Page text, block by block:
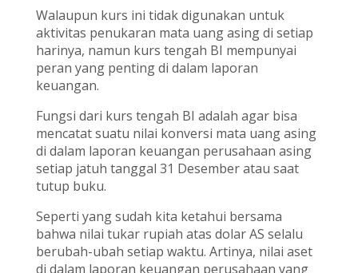
Walaupun kurs ini tidak digunakan untuk
aktivitas penukaran mata uang asing di setiap
harinya, namun kurs tengah BI mempunyai
peran yang penting di dalam laporan
keuangan.
Fungsi dari kurs tengah BI adalah agar bisa
mencatat suatu nilai konversi mata uang asing
di dalam laporan keuangan perusahaan asing
setiap jatuh tanggal 31 Desember atau saat
tutup buku.
Seperti yang sudah kita ketahui bersama
bahwa nilai tukar rupiah atas dolar AS selalu
berubah-ubah setiap waktu. Artinya, nilai aset
di dalam laporan keuangan perusahaan yang